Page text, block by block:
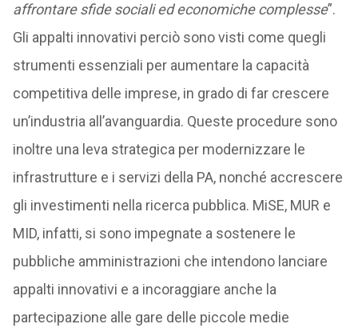
affrontare sfide sociali ed economiche complesse”.
Gli appalti innovativi perciò sono visti come quegli
strumenti essenziali per aumentare la capacità
competitiva delle imprese, in grado di far crescere
un’industria all’avanguardia. Queste procedure sono
inoltre una leva strategica per modernizzare le
infrastrutture e i servizi della PA, nonché accrescere
gli investimenti nella ricerca pubblica. MiSE, MUR e
MID, infatti, si sono impegnate a sostenere le
pubbliche amministrazioni che intendono lanciare
appalti innovativi e a incoraggiare anche la
partecipazione alle gare delle piccole medie